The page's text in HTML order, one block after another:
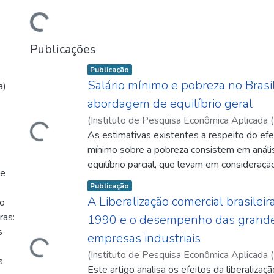
Publicações
Carregando...
Item type:
Publicação ,
Salário mínimo e pobreza no
abordagem de equilíbrio geral
(Instituto de Pesquisa Econômica Aplicada
08 )Barros, Ricardo Paes de ;Corseuil,
Leite;Cury, Samir
As estimativas existentes a respeito do
mínimo sobre a pobreza consistem em
equilíbrio parcial, que levam em
poucos mecanismos de transmissão
pelo salário mínimo. Nosso objetivo é
do salário mínimo sobre a pobreza no Brasil,
uma abordagem de equilíbrio geral, reunindo
gama de efeitos indiretos. A incorporação
se torna possível na medida em que
modelo de equilíbrio geral que permite
Carregando...
Item type:
Publicação ,
A Liberalização comercial
1990 e o desempenho das
empresas industriais
(Instituto de Pesquisa Econômica Aplicada
08)Hay, Donald A. ;Kume, Honorio;
Este artigo analisa os efeitos da